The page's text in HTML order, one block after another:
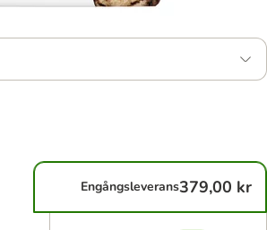
Engångsleverans379,00 kr